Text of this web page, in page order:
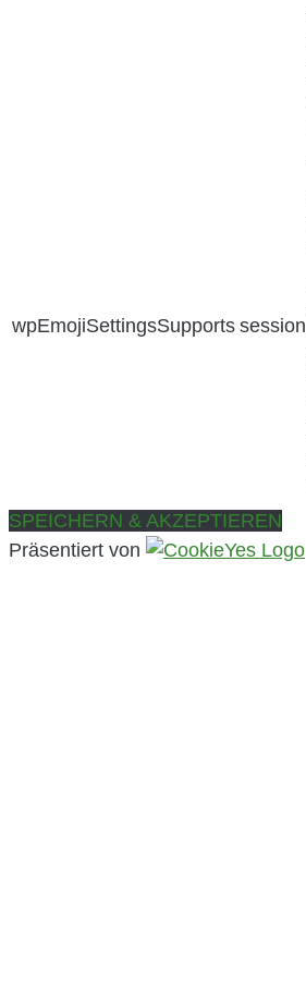
wpEmojiSettingsSupports session
SPEICHERN & AKZEPTIEREN
Präsentiert von